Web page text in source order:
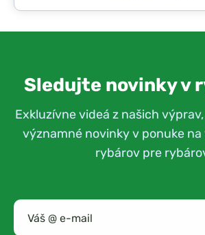
Sledujte novinky v
Exkluzívne videá z našich
významné novinky v ponuke na
rybárov pre